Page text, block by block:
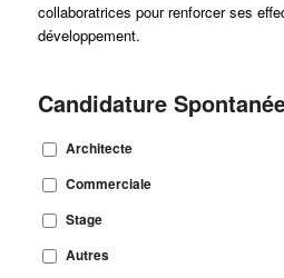
collaboratrices pour renforcer ses
développement.
Candidature
Architecte
Commerciale
Stage
Autres